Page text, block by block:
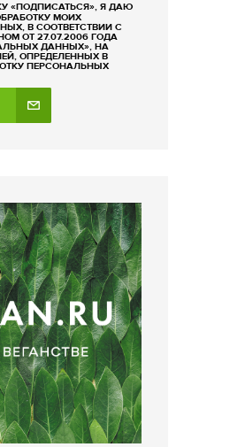
«ПОДПИСАТЬСЯ», Я ДАЮ
МОИХ
В СООТВЕТСТВИИ С
ОТ 27.07.2006 ГОДА
ДАННЫХ», НА
ОПРЕДЕЛЕННЫХ В
ПЕРСОНАЛЬНЫХ